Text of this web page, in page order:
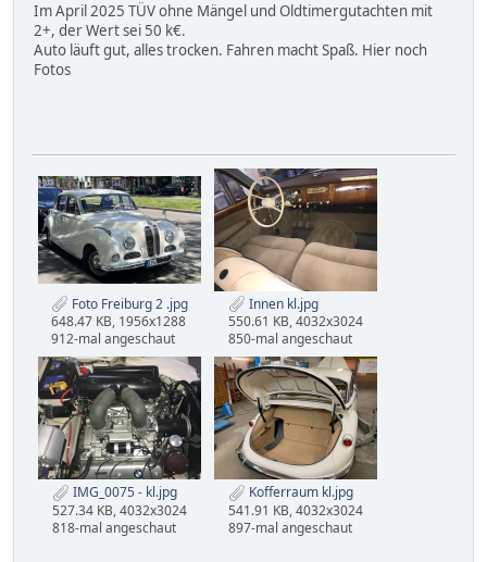
Im April 2025 TÜV ohne Mängel und Oldtimergutachten mit
2+, der Wert sei 50 k€.
Auto läuft gut, alles trocken. Fahren macht Spaß. Hier noch
Fotos
Foto Freiburg 2 .jpg
648.47 KB, 1956x1288
912-mal angeschaut
Innen kl.jpg
550.61 KB, 4032x3024
850-mal angeschaut
IMG_0075 - kl.jpg
527.34 KB, 4032x3024
818-mal angeschaut
Kofferraum kl.jpg
541.91 KB, 4032x3024
897-mal angeschaut